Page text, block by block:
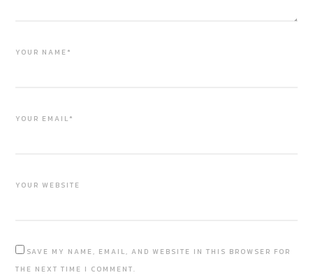
YOUR NAME*
YOUR EMAIL*
YOUR WEBSITE
SAVE MY NAME, EMAIL, AND WEBSITE IN THIS BROWSER FOR
THE NEXT TIME I COMMENT.